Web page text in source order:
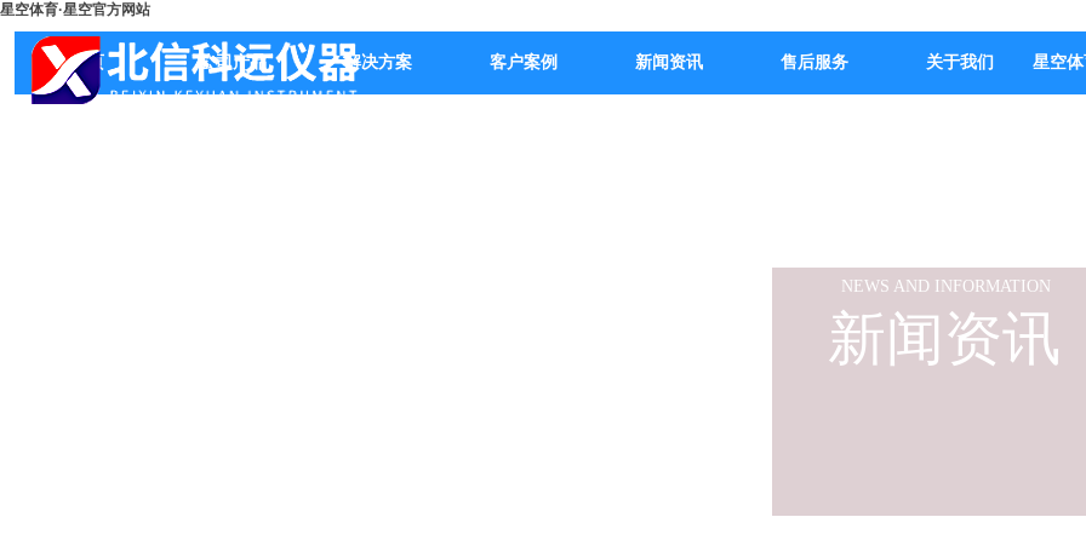
星空体育·星空官方网站
首页 公司产品 解决方案 客户案例 新闻资讯 售后服务 关于我们 星空
新闻资讯
NEWS AND INFORMATION